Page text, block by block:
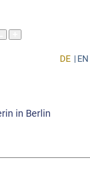
DE EN
in Berlin